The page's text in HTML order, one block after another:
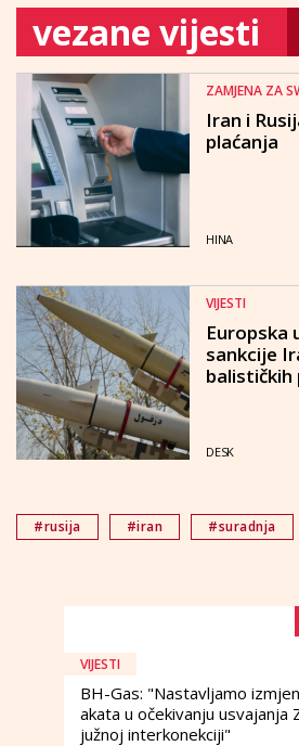
vezane vijesti
ZAMJENA ZA
Iran i
plaćanja
HINA
VIJESTI
Europska
sankcije
balističkih
DESK
#rusija #iran #suradnja
VIJESTI
BH-Gas: "Nastavljamo
akata u očekivanju usvajanja
južnoj interkonekciji"